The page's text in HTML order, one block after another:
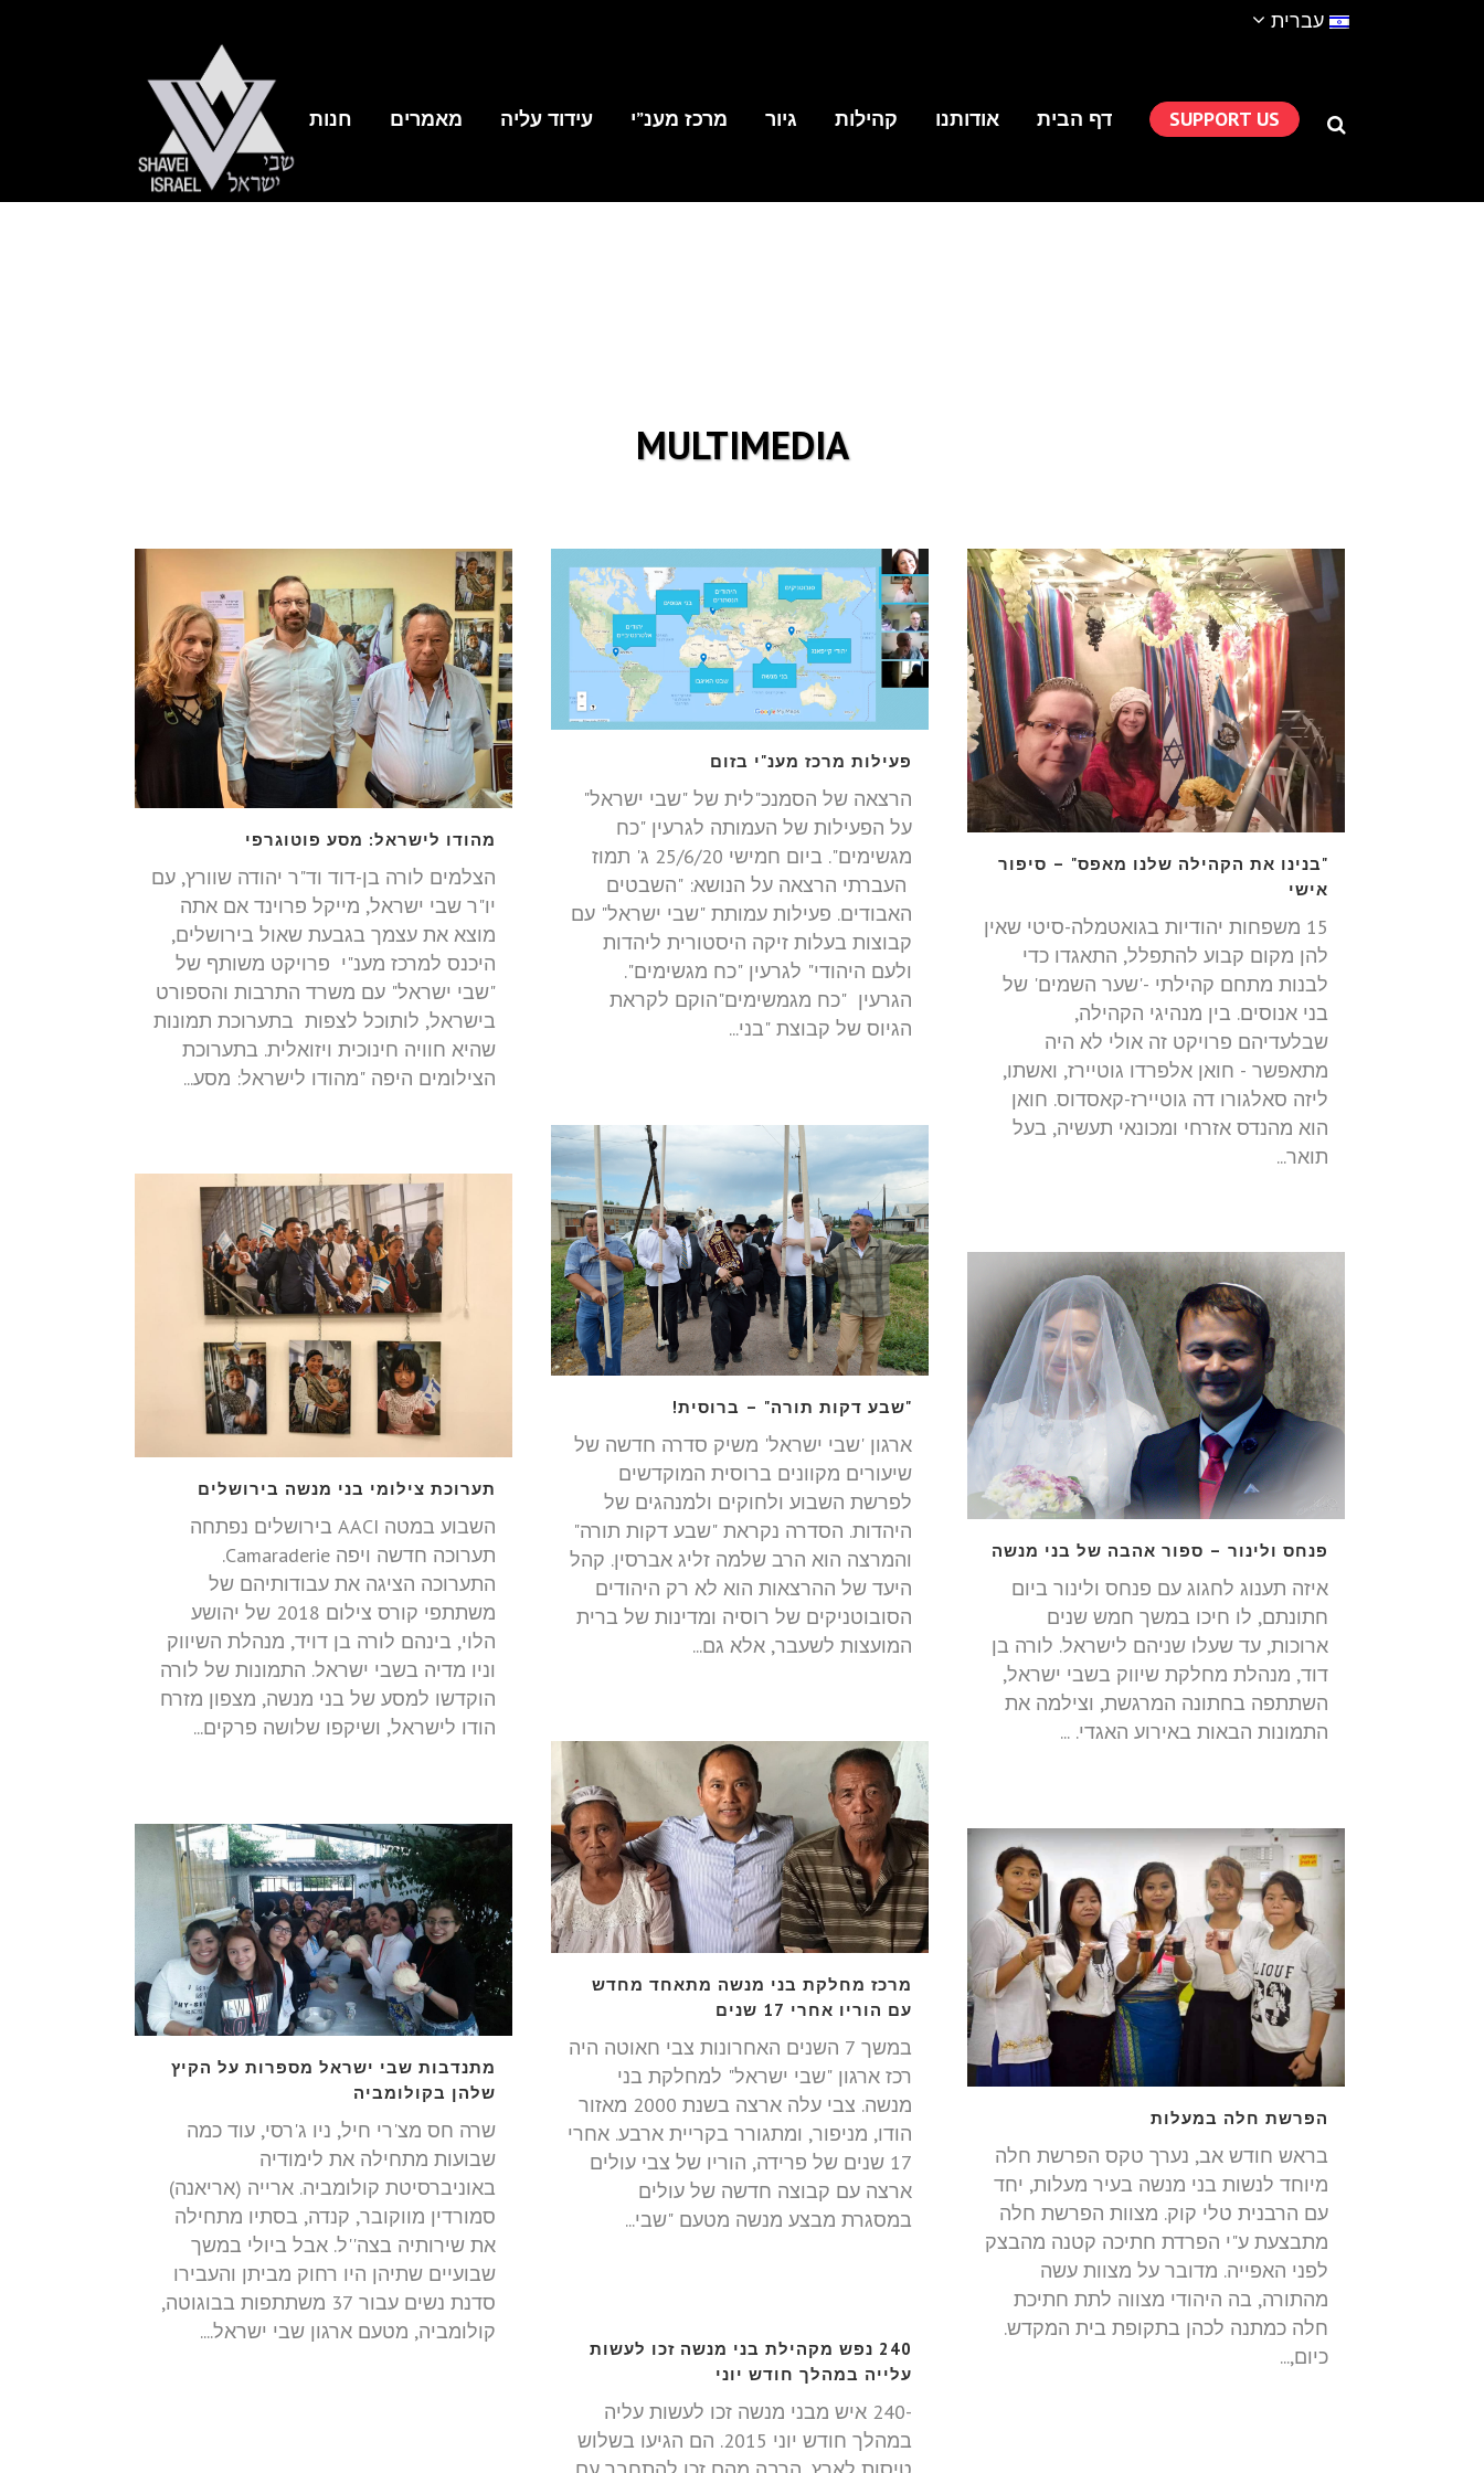
עברית
SUPPORT US דף הבית אודותנו קהילות גיור מרכז מענ”י עידוד עליה מאמרים חנות
MULTIMEDIA
מהודו לישראל: מסע פוטוגרפי
הצלמים לורה בן-דוד וד"ר יהודה שוורץ, עם
יו"ר שבי ישראל, מייקל פרוינד אם אתה
מוצא את עצמך בגבעת שאול בירושלים,
היכנס למרכז מענ"י פרויקט משותף של
"שבי ישראל" עם משרד התרבות והספורט
בישראל, לותוכל לצפות בתערוכת תמונות
שהיא חוויה חינוכית ויזואלית. בתערוכת
הצילומים היפה "מהודו לישראל: מסע...
פעילות מרכז מענ"י בזום
הרצאה של הסמנכ"לית של "שבי ישראל"
על הפעילות של העמותה לגרעין "כח
מגשימים". ביום חמישי 25/6/20 ג' תמוז
העברתי הרצאה על הנושא: "השבטים
האבודים. פעילות עמותת "שבי ישראל" עם
קבוצות בעלות זיקה היסטורית ליהדות
ולעם היהודי" לגרעין "כח מגשימים".
הגרעין "כח מגמשימים"הוקם לקראת
הגיוס של קבוצת "בני...
"בנינו את הקהילה שלנו מאפס" – סיפור
אישי
15 משפחות יהודיות בגואטמלה-סיטי שאין
להן מקום קבוע להתפלל, התאגדו כדי
לבנות מתחם קהילתי -'שער השמים' של
בני אנוסים. בין מנהיגי הקהילה,
שבלעדיהם פרויקט זה אולי לא היה
מתאפשר - חואן אלפרדו גוטיירז, ואשתו,
ליזה סאלגורו דה גוטיירז-קאסדוס. חואן
הוא מהנדס אזרחי ומכונאי תעשיה, בעל
תואר...
"שבע דקות תורה" – ברוסית!
ארגון 'שבי ישראל' משיק סדרה חדשה של
שיעורים מקוונים ברוסית המוקדשים
לפרשת השבוע ולחוקים ולמנהגים של
היהדות. הסדרה נקראת "שבע דקות תורה"
והמרצה הוא הרב שלמה זליג אברסין. קהל
היעד של ההרצאות הוא לא רק היהודים
הסובוטניקים של רוסיה ומדינות של ברית
המועצות לשעבר, אלא גם...
תערוכת צילומי בני מנשה בירושלים
השבוע במטה AACI בירושלים נפתחה
תערוכה חדשה ויפה Camaraderie.
התערוכה הציגה את עבודותיהם של
משתתפי קורס צילום 2018 של יהושע
הלוי, בינהם לורה בן דויד, מנהלת השיווק
וניו מדיה בשבי ישראל. התמונות של לורה
הוקדשו למסע של בני מנשה, מצפון מזרח
הודו לישראל, ושיקפו שלושה פרקים...
פנחס ולינור – ספור אהבה של בני מנשה
איזה תענוג לחגוג עם פנחס ולינור ביום
חתונתם, לו חיכו במשך חמש שנים
ארוכות, עד שעלו שניהם לישראל. לורה בן
דוד, מנהלת מחלקת שיווק בשבי ישראל,
השתתפה בחתונה המרגשת, וצילמה את
התמונות הבאות באירוע האגדי. ...
מרכז מחלקת בני מנשה מתאחד מחדש
עם הוריו אחרי 17 שנים
במשך 7 השנים האחרונות צבי חאוטה היה
רכז ארגון "שבי ישראל" למחלקת בני
מנשה. צבי עלה ארצה בשנת 2000 מאזור
הודו, מניפור, ומתגורר בקריית ארבע. אחרי
17 שנים של פרידה, הוריו של צבי עולים
ארצה עם קבוצה חדשה של עולים
במסגרת מבצע מנשה מטעם "שבי...
מתנדבות שבי ישראל מספרות על הקיץ
שלהן בקולומביה
שרה חס מצ'רי חיל, ניו ג'רסי, עוד כמה
שבועות מתחילה את לימודיה
באוניברסיטת קולומביה. ארייה (אריאנה)
סמורדין מווקובר, קנדה, בסתיו מתחילה
את שירותיה בצה''ל. אבל ביולי במשך
שבועיים שתיהן היו רחוק מביתן והעבירו
סדנת נשים עבור 37 משתתפות בבוגוטה,
קולומביה, מטעם ארגון שבי ישראל....
הפרשת חלה במעלות
בראש חודש אב, נערך טקס הפרשת חלה
מיוחד לנשות בני מנשה בעיר מעלות, יחד
עם הרבנית טלי קוק. מצוות הפרשת חלה
מתבצעת ע"י הפרדת חתיכה קטנה מהבצק
לפני האפייה. מדובר על מצוות עשה
מהתורה, בה היהודי מצווה לתת חתיכת
חלה כמתנה לכהן בתקופת בית המקדש.
כיום,...
240 נפש מקהילת בני מנשה זכו לעשות
עלייה במהלך חודש יוני
-240 איש מבני מנשה זכו לעשות עליה
במהלך חודש יוני 2015. הם הגיעו בשלוש